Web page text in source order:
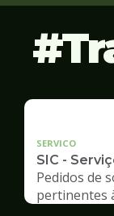
SERVICO
SIC -
Pedidos de
pertinentes